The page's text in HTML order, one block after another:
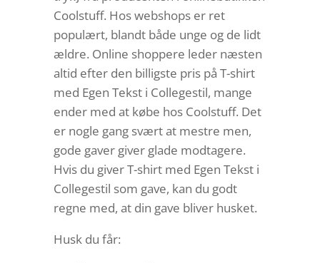
Coolstuff. Hos webshops er ret
populært, blandt både unge og de lidt
ældre. Online shoppere leder næsten
altid efter den billigste pris på T-shirt
med Egen Tekst i Collegestil, mange
ender med at købe hos Coolstuff. Det
er nogle gang svært at mestre men,
gode gaver giver glade modtagere.
Hvis du giver T-shirt med Egen Tekst i
Collegestil som gave, kan du godt
regne med, at din gave bliver husket.
Husk du får: